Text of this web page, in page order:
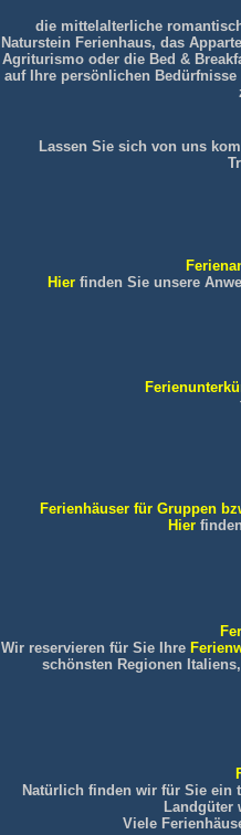
die mittelalterliche
Naturstein Ferienhaus, das
Agriturismo oder die Bed &
auf Ihre persönlichen
Lassen Sie sich von uns
Hierfinden Sie unsere
Ferienhäuser für Gruppen
Hier
Wir reservieren für Sie Ihre
schönsten Regionen
Natürlich finden wir für Sie ein
Landgüter
Viele